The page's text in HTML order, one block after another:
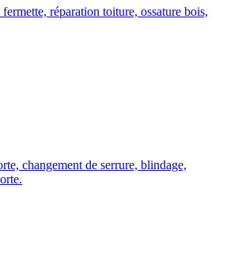
réparation toiture, ossature bois,
changement de serrure, blindage,